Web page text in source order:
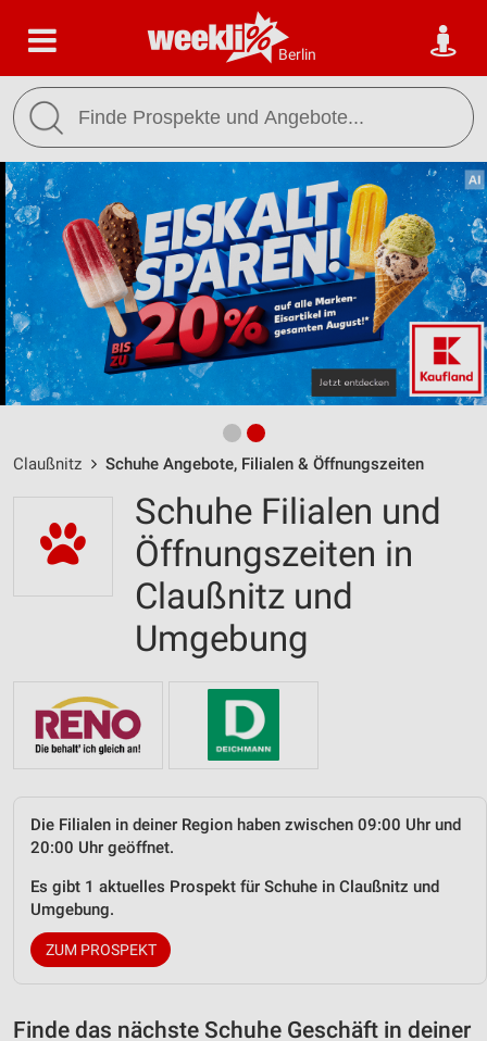
Berlin
Claußnitz Schuhe Angebote, Filialen & Öffnungszeiten
Schuhe Filialen und
Öffnungszeiten in
Claußnitz und
Umgebung
Die Filialen in deiner Region haben zwischen 09:00 Uhr und
20:00 Uhr geöffnet.
Es gibt 1 aktuelles Prospekt für Schuhe in Claußnitz und
Umgebung.
ZUM PROSPEKT
Finde das nächste Schuhe Geschäft in deiner